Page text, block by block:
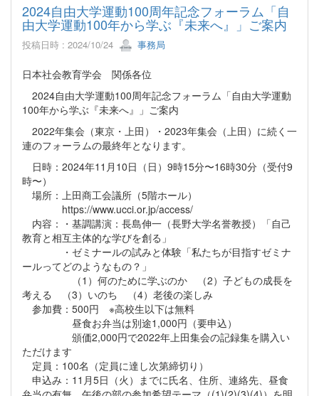
2024自由大学運動100周年記念フォーラム「自
由大学運動100年から学ぶ『未来へ』」ご案内
投稿日時 : 2024/10/24 事務局
日本社会教育学会 関係各位
2024自由大学運動100周年記念フォーラム「自由大学運動
100年から学ぶ『未来へ』」ご案内
2022年集会（東京・上田）・2023年集会（上田）に続く一
連のフォーラムの最終年となります。
日時：2024年11月10日（日）9時15分〜16時30分（受付9
時〜）
場所：上田商工会議所（5階ホール）
https://www.ucci.or.jp/access/
内容：・基調講演：長島伸一（長野大学名誉教授）「自己
教育と相互主体的な学びを創る」
・ゼミナールの試みと体験「私たちが目指すゼミナ
ールってどのようなもの？」
（1）何のために学ぶのか （2）子どもの成長を
考える （3）いのち （4）老後の楽しみ
参加費：500円 ※高校生以下は無料
昼食お弁当は別途1,000円（要申込）
頒価2,000円で2022年上田集会の記録集を購入い
ただけます
定員：100名（定員に達し次第締切り）
申込み：11月5日（火）までに氏名、住所、連絡先、昼食